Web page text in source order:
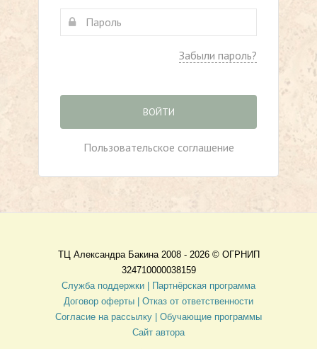
Забыли пароль?
ВОЙТИ
Пользовательское соглашение
ТЦ Александра Бакина 2008 - 2026 © ОГРНИП
324710000038159
Служба поддержки |
Партнёрская программа
Договор оферты
| Отказ от ответственности
Согласие на рассылку | Обучающие программы
Сайт автора